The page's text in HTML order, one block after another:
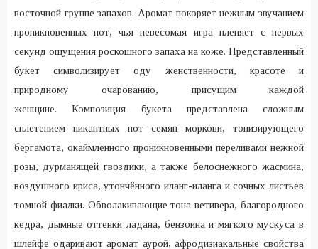
восточной группе запахов. Аромат покоряет нежным звучанием
проникновенных нот, чья невесомая игра пленяет с первых
секунд ощущения роскошного запаха на коже. Представленный
букет символизирует оду женственности, красоте и
природному очарованию, присущим каждой
женщине. Композиция букета представлена сложным
сплетением пикантных нот семян моркови, тонизирующего
бергамота, окаймленного проникновенными переливами нежной
розы, дурманящей гвоздики, а также белоснежного жасмина,
воздушного ириса, утончённого иланг-иланга и сочных листьев
томной фиалки. Обволакивающие тона ветивера, благородного
кедра, дымные оттенки ладана, бензоина и мягкого мускуса в
шлейфе одаривают аромат аурой, афродизиакальные свойства